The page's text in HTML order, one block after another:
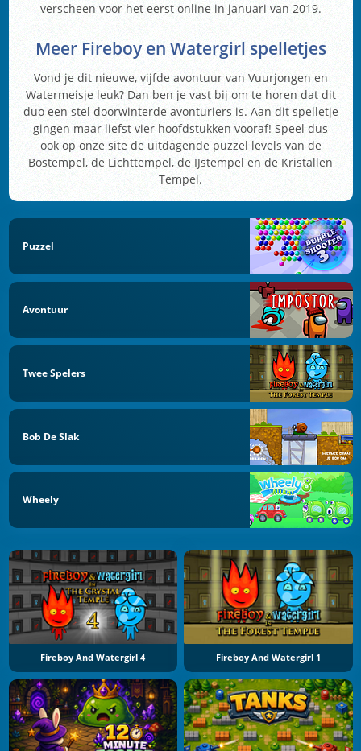
verscheen voor het eerst online in januari van 2019.
Meer Fireboy en Watergirl spelletjes
Vond je dit nieuwe, vijfde avontuur van Vuurjongen en
Watermeisje leuk? Dan ben je vast bij om te horen dat dit
duo een stel doorwinterde avonturiers is. Aan dit spelletje
gingen maar liefst vier hoofdstukken vooraf! Speel dus
ook op onze site de uitdagende puzzel levels van de
Bostempel, de Lichttempel, de IJstempel en de Kristallen
Tempel.
Puzzel
Avontuur
Twee Spelers
Bob De Slak
Wheely
Fireboy And Watergirl 4 Fireboy And Watergirl 1